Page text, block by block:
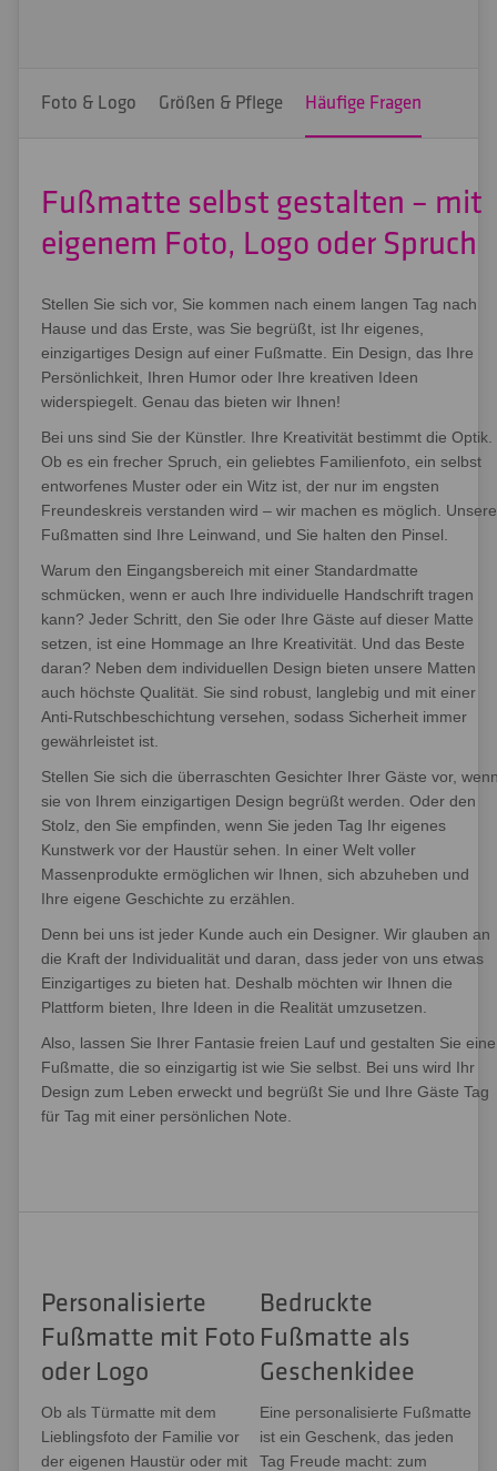
Foto & Logo Größen & Pflege Häufige Fragen
Fußmatte selbst gestalten – mit
eigenem Foto, Logo oder Spruch
Stellen Sie sich vor, Sie kommen nach einem langen Tag nach
Hause und das Erste, was Sie begrüßt, ist Ihr eigenes,
einzigartiges Design auf einer Fußmatte. Ein Design, das Ihre
Persönlichkeit, Ihren Humor oder Ihre kreativen Ideen
widerspiegelt. Genau das bieten wir Ihnen!
Bei uns sind Sie der Künstler. Ihre Kreativität bestimmt die Optik.
Ob es ein frecher Spruch, ein geliebtes Familienfoto, ein selbst
entworfenes Muster oder ein Witz ist, der nur im engsten
Freundeskreis verstanden wird – wir machen es möglich. Unsere
Fußmatten sind Ihre Leinwand, und Sie halten den Pinsel.
Warum den Eingangsbereich mit einer Standardmatte
schmücken, wenn er auch Ihre individuelle Handschrift tragen
kann? Jeder Schritt, den Sie oder Ihre Gäste auf dieser Matte
setzen, ist eine Hommage an Ihre Kreativität. Und das Beste
daran? Neben dem individuellen Design bieten unsere Matten
auch höchste Qualität. Sie sind robust, langlebig und mit einer
Anti-Rutschbeschichtung versehen, sodass Sicherheit immer
gewährleistet ist.
Stellen Sie sich die überraschten Gesichter Ihrer Gäste vor,
sie von Ihrem einzigartigen Design begrüßt werden. Oder den
Stolz, den Sie empfinden, wenn Sie jeden Tag Ihr eigenes
Kunstwerk vor der Haustür sehen. In einer Welt voller
Massenprodukte ermöglichen wir Ihnen, sich abzuheben und
Ihre eigene Geschichte zu erzählen.
Denn bei uns ist jeder Kunde auch ein Designer. Wir glauben an
die Kraft der Individualität und daran, dass jeder von uns etwas
Einzigartiges zu bieten hat. Deshalb möchten wir Ihnen die
Plattform bieten, Ihre Ideen in die Realität umzusetzen.
Also, lassen Sie Ihrer Fantasie freien Lauf und gestalten Sie eine
Fußmatte, die so einzigartig ist wie Sie selbst. Bei uns wird Ihr
Design zum Leben erweckt und begrüßt Sie und Ihre Gäste Tag
für Tag mit einer persönlichen Note.
Personalisierte
Fußmatte mit Foto
oder Logo
Ob als Türmatte mit dem
Lieblingsfoto der Familie vor
der eigenen Haustür oder mit
Bedruckte
Fußmatte als
Geschenkidee
Eine personalisierte Fußmatte
ist ein Geschenk, das jeden
Tag Freude macht: zum